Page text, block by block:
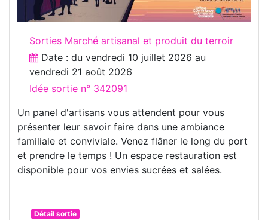
Sorties Marché artisanal et produit du terroir
Date : du vendredi 10 juillet 2026 au
vendredi 21 août 2026
Idée sortie n° 342091
Un panel d'artisans vous attendent pour vous
présenter leur savoir faire dans une ambiance
familiale et conviviale. Venez flâner le long du port
et prendre le temps ! Un espace restauration est
disponible pour vos envies sucrées et salées.
Détail sortie